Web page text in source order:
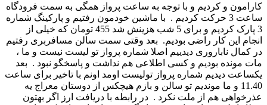
کارامون و کردیم و با توجه به ساعت پرواز همگی به سمت فرودگاه
ساعت 3 حرکت کردیم . با ماشین خودمون رفتیم و پارکینگ شماره
3 پارک کردیم و برای 5 شب هزینش شد 455 تومان که خیلی از
انجام این کار راضی بودیم. بعد وقتی سمت سالن مسافربری رفتیم
در کمال ناباروری دیدییم اصلا شماره پرواز تو لیست نیست و ما ،
مات مونده بودیم و کسی اطلاعی هم نداشت و پاسخگو نبود . بعد
یکساعت دیدیم شماره پرواز تولیست اومد اونم با تاخیر برای ساعت
11.40 و ما موندیم تو سالن و بازم هیچکس از دوستان معراج یه
عذرخواهی هم از ملت نکرد . در رابطه با دریافت ارز اگر بهتون